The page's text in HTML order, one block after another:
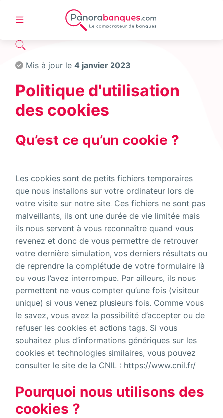
Mis à jour le4 janvier 2023
Politique d'utilisation
des cookies
Qu’est ce qu’un cookie ?
Les cookies sont de petits fichiers temporaires
que nous installons sur votre ordinateur lors de
votre visite sur notre site. Ces fichiers ne sont pas
malveillants, ils ont une durée de vie limitée mais
ils nous servent à vous reconnaître quand vous
revenez et donc de vous permettre de retrouver
votre dernière simulation, vos derniers résultats ou
de reprendre la complétude de votre formulaire là
ou vous l’avez interrompue. Par ailleurs, ils nous
permettent ne vous compter qu’une fois (visiteur
unique) si vous venez plusieurs fois. Comme vous
le savez, vous avez la possibilité d’accepter ou de
refuser les cookies et actions tags. Si vous
souhaitez plus d’informations génériques sur les
cookies et technologies similaires, vous pouvez
consulter le site de la CNIL : https://www.cnil.fr/
Pourquoi nous utilisons des
cookies ?